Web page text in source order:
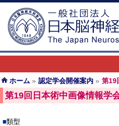
ホーム » 認定学会開催案内 » 第19
第19回日本術中画像情報学
類型